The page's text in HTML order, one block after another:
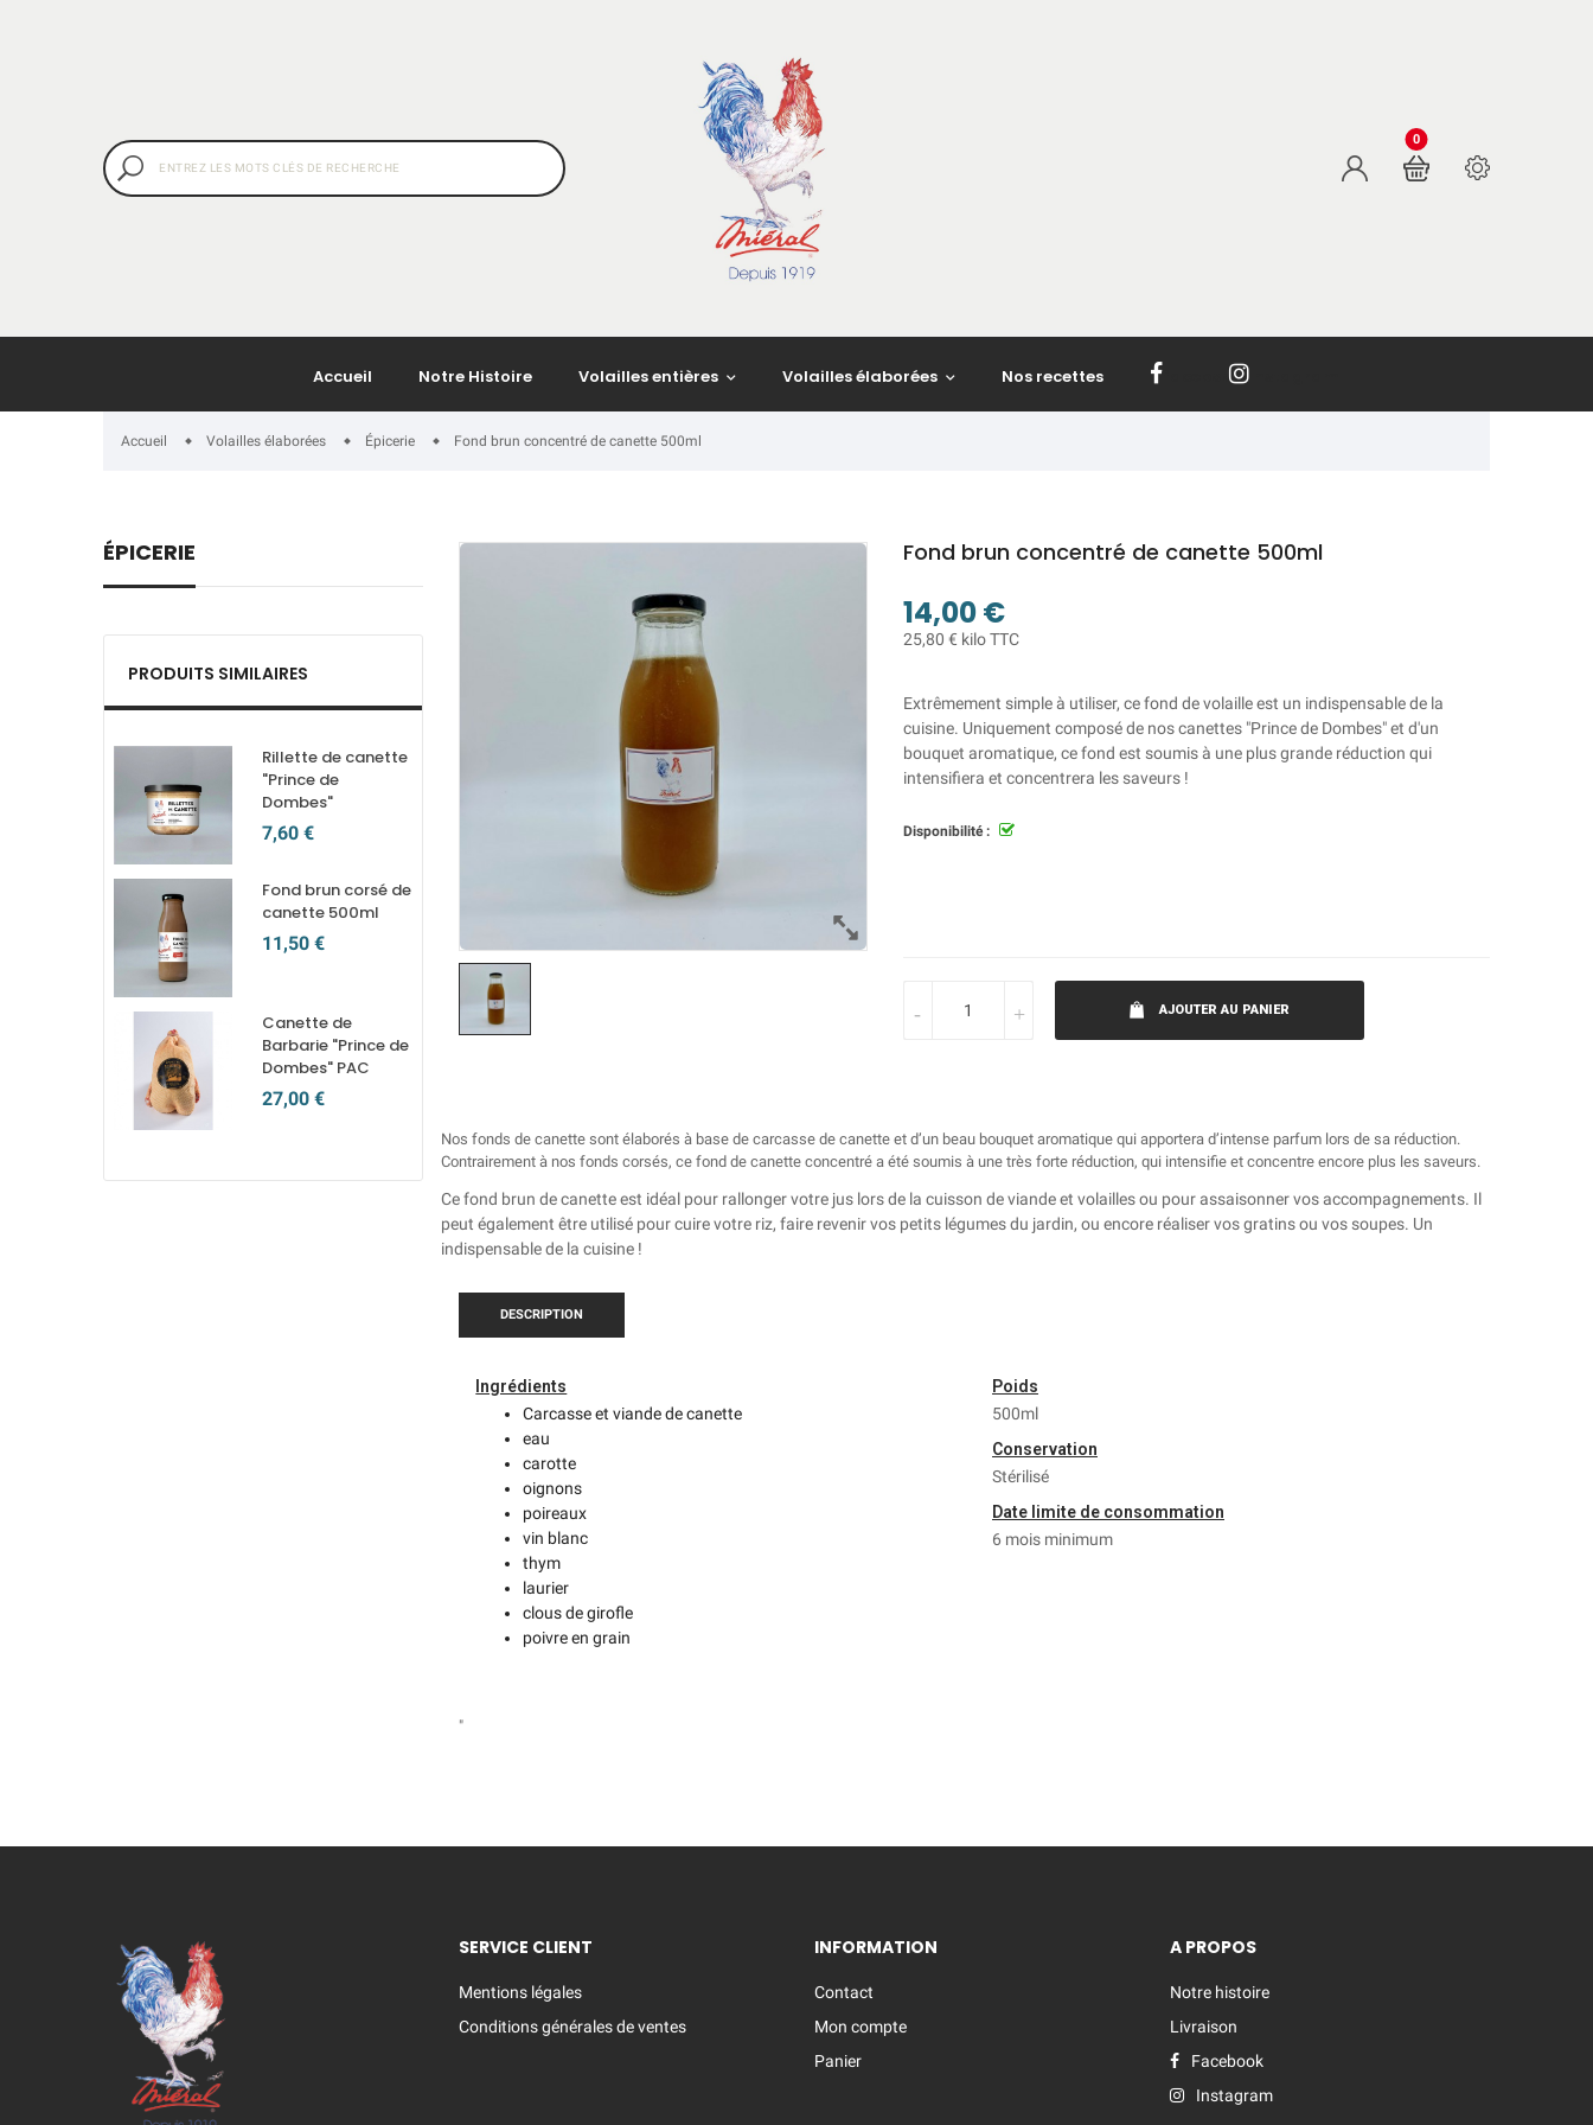
0
Accueil Notre Histoire Volailles entières Volailles élaborées Nos recettes facebook
Accueil Volailles élaborées Épicerie Fond brun concentré de canette 500ml
ÉPICERIE
PRODUITS SIMILAIRES
Rillette de canette
"Prince de
Dombes"
7,60 €
Fond brun corsé de
canette 500ml
11,50 €
Canette de
Barbarie "Prince de
Dombes" PAC
27,00 €
Fond brun concentré de canette 500ml
14,00 €
25,80 € kilo TTC
Extrêmement simple à utiliser, ce fond de volaille est un indispensable de la
cuisine. Uniquement composé de nos canettes "Prince de Dombes" et d'un
bouquet aromatique, ce fond est soumis à une plus grande réduction qui
intensifiera et concentrera les saveurs !
Disponibilité :
AJOUTER AU PANIER
Nos fonds de canette sont élaborés à base de carcasse de canette et d’un beau bouquet aromatique qui apportera d’intense parfum lors de sa réduction.
Contrairement à nos fonds corsés, ce fond de canette concentré a été soumis à une très forte réduction, qui intensifie et concentre encore plus les saveurs.
Ce fond brun de canette est idéal pour rallonger votre jus lors de la cuisson de viande et volailles ou pour assaisonner vos accompagnements. Il
peut également être utilisé pour cuire votre riz, faire revenir vos petits légumes du jardin, ou encore réaliser vos gratins ou vos soupes. Un
indispensable de la cuisine !
DESCRIPTION
Ingrédients
Carcasse et viande de canette
eau
carotte
oignons
poireaux
vin blanc
thym
laurier
clous de girofle
poivre en grain
Poids
500ml
Conservation
Stérilisé
Date limite de consommation
6 mois minimum
"
SERVICE CLIENT
Mentions légales
Conditions générales de ventes
INFORMATION
Contact
Mon compte
Panier
A PROPOS
Notre histoire
Livraison
Facebook
Instagram